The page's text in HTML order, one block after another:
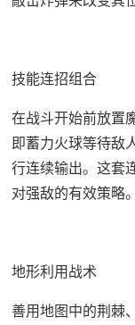
技能连招组合
在战斗开始前放置
即蓄力火球等待敌
行连续输出。这套
对强敌的有效策略。
地形利用战术
善用地图中的荆棘